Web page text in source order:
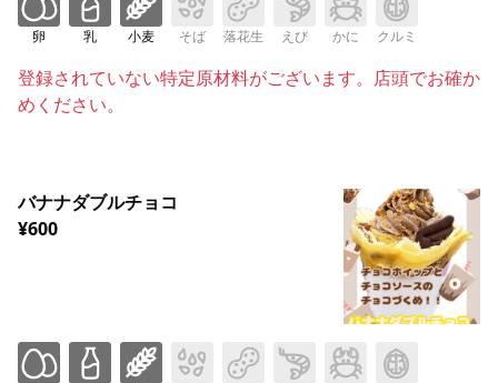
卵 乳 小麦 そば 落花生 えび かに クルミ
登録されていない特定原材料がございます。店頭でお確か
めください。
バナナダブルチョコ
¥600